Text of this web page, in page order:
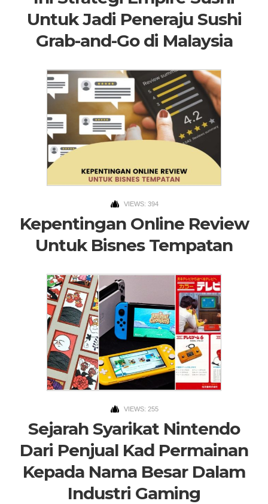
Untuk Jadi Peneraju Sushi
Grab-and-Go di Malaysia
VIEWS: 394
Kepentingan Online Review
Untuk Bisnes Tempatan
VIEWS: 255
Sejarah Syarikat Nintendo
Dari Penjual Kad Permainan
Kepada Nama Besar Dalam
Industri Gaming